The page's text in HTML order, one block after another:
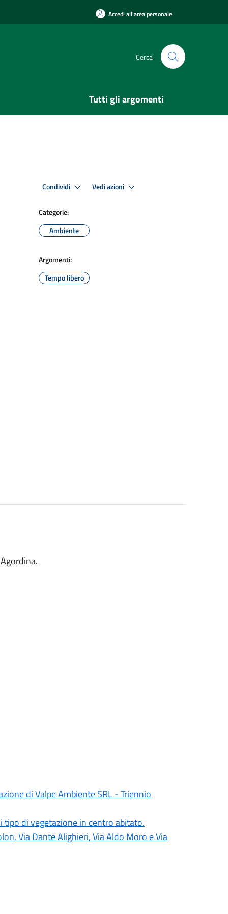
Accedi all'area personale
Cerca
Tutti gli argomenti
Condividi Vedi azioni
Categorie:
Ambiente
Argomenti:
Tempo libero
di Valpe Ambiente SRL - Triennio
di vegetazione in centro abitato.
Via Dante Alighieri, Via Aldo Moro e Via